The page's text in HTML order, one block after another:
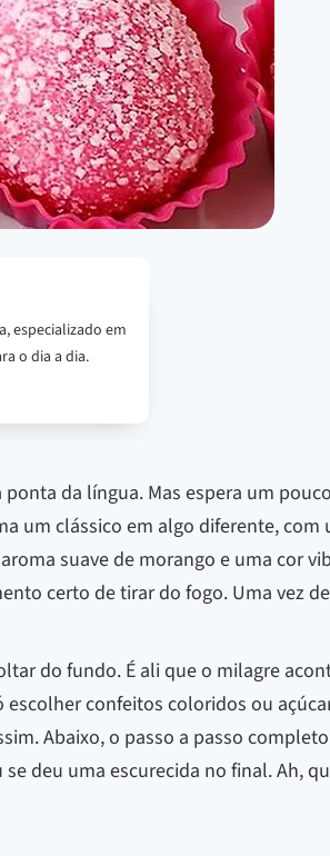
especializado em
o dia a dia.
da língua. Mas espera um
um clássico em algo diferente, com
suave de morango e uma cor
certo de tirar do fogo. Uma vez
do fundo. É ali que o milagre
escolher confeitos coloridos ou
Abaixo, o passo a passo
deu uma escurecida no final. Ah,